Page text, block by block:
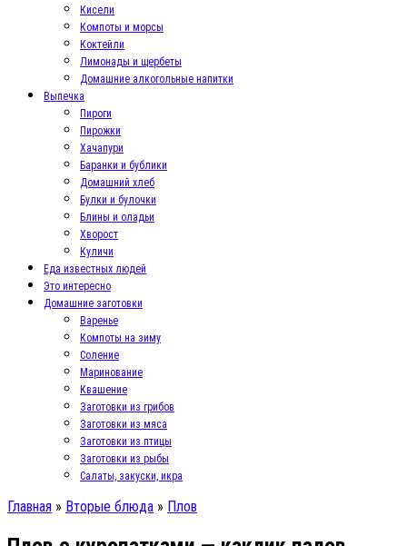
Кисели
Компоты и морсы
Коктейли
Лимонады и щербеты
Домашние алкогольные напитки
Выпечка
Пироги
Пирожки
Хачапури
Баранки и бублики
Домашний хлеб
Булки и булочки
Блины и оладьи
Хворост
Куличи
Еда известных людей
Это интересно
Домашние заготовки
Варенье
Компоты на зиму
Соление
Маринование
Квашение
Заготовки из грибов
Заготовки из мяса
Заготовки из птицы
Заготовки из рыбы
Салаты, закуски, икра
Главная » Вторые блюда » Плов